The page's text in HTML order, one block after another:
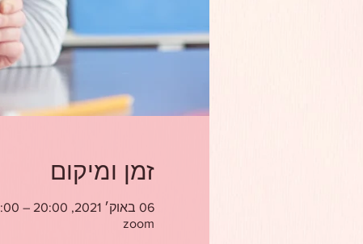
זמן ומיקום
06 באוק׳ 2021, 20:00 – 22:00
zoom